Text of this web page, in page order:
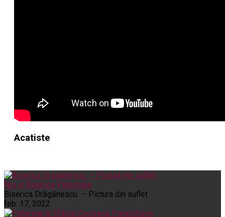
Acatiste
Noi și Biserica Pelerinaje
Biserica Drăgănescu – Pictura din suflet
feb. 17, 2022